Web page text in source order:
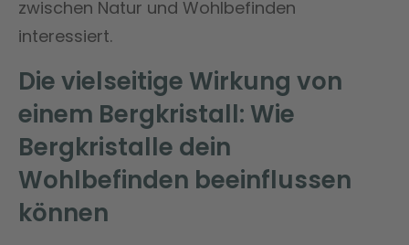
zwischen Natur und Wohlbefinden
interessiert.
Die vielseitige Wirkung von
einem Bergkristall: Wie
Bergkristalle dein
Wohlbefinden beeinflussen
können